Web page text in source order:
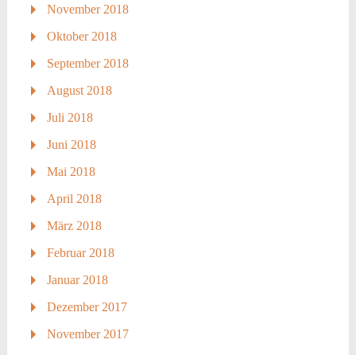
November 2018
Oktober 2018
September 2018
August 2018
Juli 2018
Juni 2018
Mai 2018
April 2018
März 2018
Februar 2018
Januar 2018
Dezember 2017
November 2017